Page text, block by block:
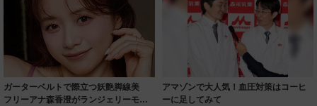
ガーターベルトで際立つ妖艶脚線美
フリーアナ森香澄がランジェリーモデ
アマゾンで大人気！血圧対策はコーヒ
ーに足してみて